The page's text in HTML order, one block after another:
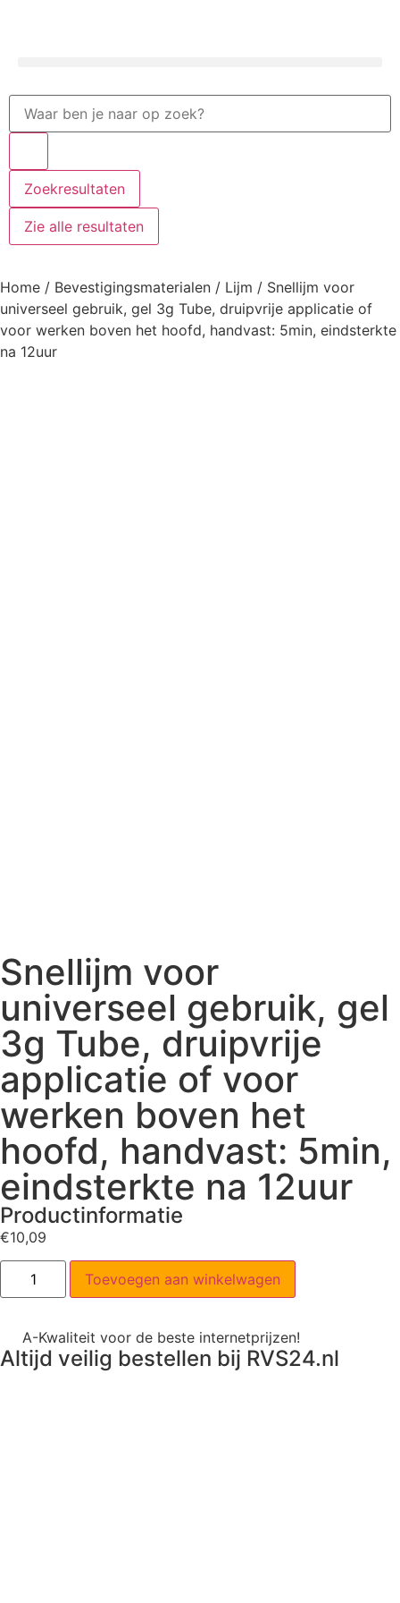
Zoekresultaten
Zie alle resultaten
Home / Bevestigingsmaterialen / Lijm / Snellijm voor
universeel gebruik, gel 3g Tube, druipvrije applicatie of
voor werken boven het hoofd, handvast: 5min, eindsterkte
na 12uur
Snellijm voor
universeel gebruik, gel
3g Tube, druipvrije
applicatie of voor
werken boven het
hoofd, handvast: 5min,
eindsterkte na 12uur
Productinformatie
€10,09
Toevoegen aan winkelwagen
A-Kwaliteit voor de beste internetprijzen!
Altijd veilig bestellen bij RVS24.nl